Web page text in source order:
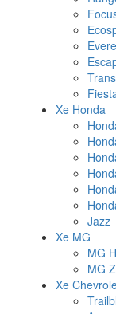
Xe Honda
Jazz
Xe MG
MG
MG
Xe